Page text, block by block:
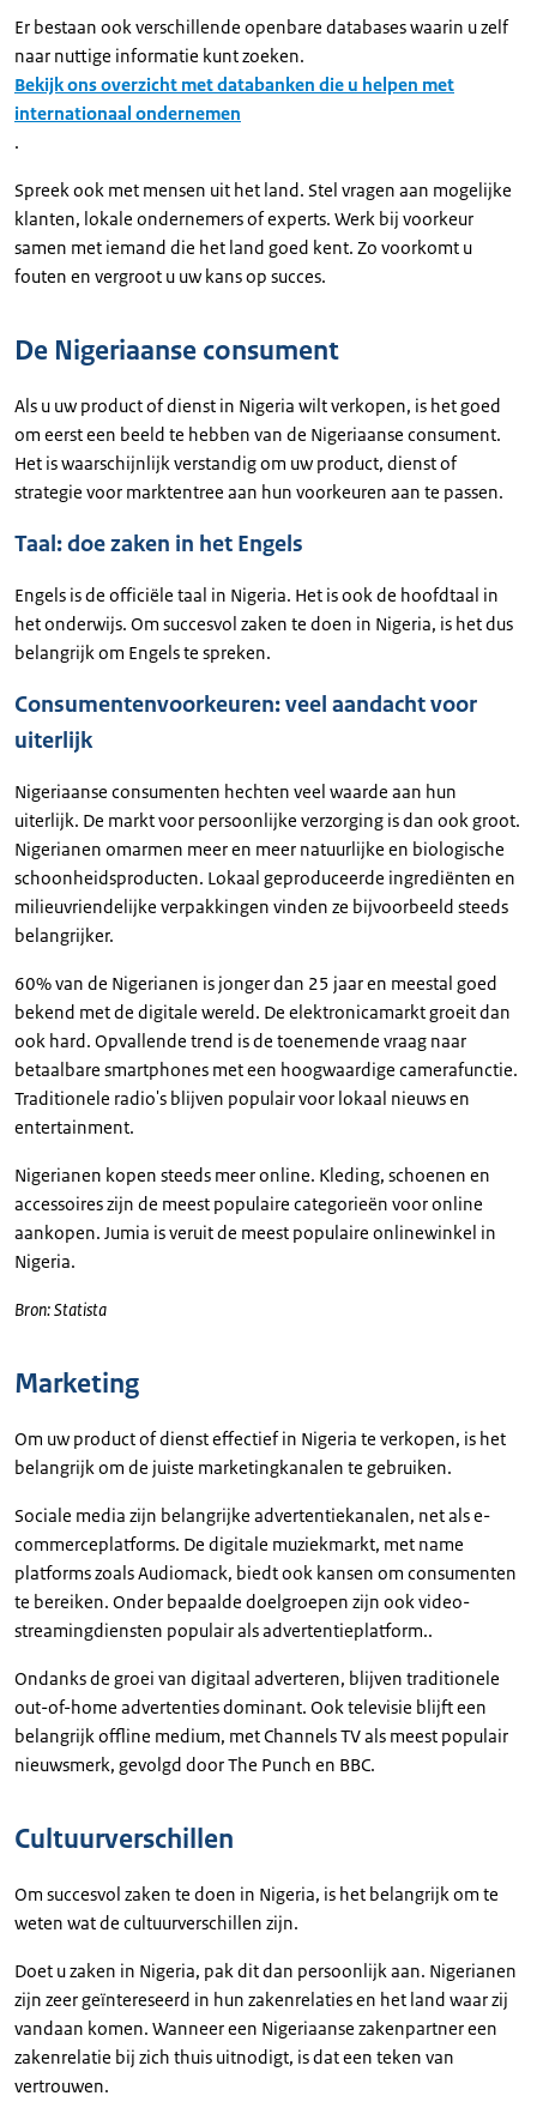
Er bestaan ook verschillende openbare databases waarin u zelf
naar nuttige informatie kunt zoeken.
Bekijk ons overzicht met databanken die u helpen met
internationaal ondernemen
.
Spreek ook met mensen uit het land. Stel vragen aan mogelijke
klanten, lokale ondernemers of experts. Werk bij voorkeur
samen met iemand die het land goed kent. Zo voorkomt u
fouten en vergroot u uw kans op succes.
De Nigeriaanse consument
Als u uw product of dienst in Nigeria wilt verkopen, is het goed
om eerst een beeld te hebben van de Nigeriaanse consument.
Het is waarschijnlijk verstandig om uw product, dienst of
strategie voor marktentree aan hun voorkeuren aan te passen.
Taal: doe zaken in het Engels
Engels is de officiële taal in Nigeria. Het is ook de hoofdtaal in
het onderwijs. Om succesvol zaken te doen in Nigeria, is het dus
belangrijk om Engels te spreken.
Consumentenvoorkeuren: veel aandacht voor
uiterlijk
Nigeriaanse consumenten hechten veel waarde aan hun
uiterlijk. De markt voor persoonlijke verzorging is dan ook groot.
Nigerianen omarmen meer en meer natuurlijke en biologische
schoonheidsproducten. Lokaal geproduceerde ingrediënten en
milieuvriendelijke verpakkingen vinden ze bijvoorbeeld steeds
belangrijker.
60% van de Nigerianen is jonger dan 25 jaar en meestal goed
bekend met de digitale wereld. De elektronicamarkt groeit dan
ook hard. Opvallende trend is de toenemende vraag naar
betaalbare smartphones met een hoogwaardige camerafunctie.
Traditionele radio's blijven populair voor lokaal nieuws en
entertainment.
Nigerianen kopen steeds meer online. Kleding, schoenen en
accessoires zijn de meest populaire categorieën voor online
aankopen. Jumia is veruit de meest populaire onlinewinkel in
Nigeria.
Bron: Statista
Marketing
Om uw product of dienst effectief in Nigeria te verkopen, is het
belangrijk om de juiste marketingkanalen te gebruiken.
Sociale media zijn belangrijke advertentiekanalen, net als e-
commerceplatforms. De digitale muziekmarkt, met name
platforms zoals Audiomack, biedt ook kansen om consumenten
te bereiken. Onder bepaalde doelgroepen zijn ook video­
streamingdiensten populair als advertentieplatform..
Ondanks de groei van digitaal adverteren, blijven traditionele
out-of-home advertenties dominant. Ook televisie blijft een
belangrijk offline medium, met Channels TV als meest populair
nieuwsmerk, gevolgd door The Punch en BBC.
Cultuurverschillen
Om succesvol zaken te doen in Nigeria, is het belangrijk om te
weten wat de cultuurverschillen zijn.
Doet u zaken in Nigeria, pak dit dan persoonlijk aan. Nigerianen
zijn zeer geïntereseerd in hun zakenrelaties en het land waar zij
vandaan komen. Wanneer een Nigeriaanse zakenpartner een
zakenrelatie bij zich thuis uitnodigt, is dat een teken van
vertrouwen.